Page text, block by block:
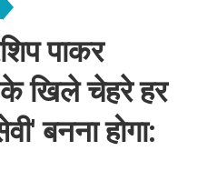
पाकर
के खिले चेहरे हर
बनना होगा: